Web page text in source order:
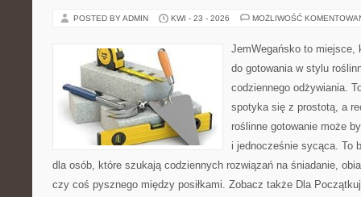
POSTED BY ADMIN KWI - 23 - 2026 MOŻLIWOŚĆ
JemWegańsko to miejsce,
do gotowania w stylu
codziennego odżywiania.
spotyka się z prostotą, a
roślinne gotowanie może
i jednocześnie sycąca. To
dla osób, które szukają codziennych rozwiązań na śniadanie,
czy coś pysznego między posiłkami. Zobacz także Dla